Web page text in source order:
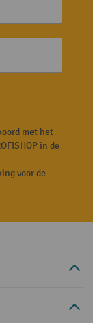
met het
in de
voor de